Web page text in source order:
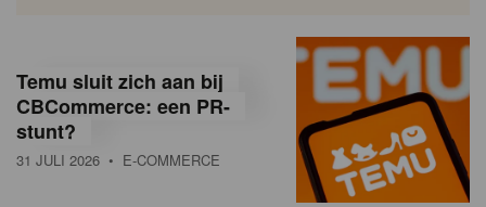
o
n
d
Temu sluit zich aan bij
CBCommerce: een PR-
stunt?
31 JULI 2026 • E-COMMERCE